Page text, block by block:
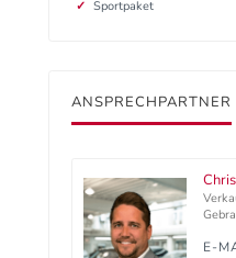
Sportpaket
ANSPRECHPARTNER
E-